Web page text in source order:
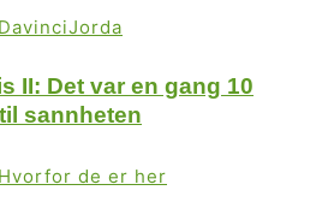
II: Det var en gang 10
sannheten